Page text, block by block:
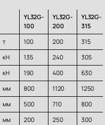
YL32G-
100
YL32G-
200
YL32G-
315
т 100 200
315
кН 135 240
305
кН 190 400
630
мм 800 1120
1250
мм 500 710
800
мм 200 250
300